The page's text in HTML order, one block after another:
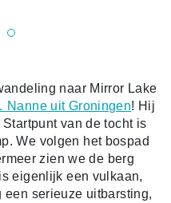
naar Mirror Lake
Nanne uit Groningen! Hij
van de tocht is
We volgen het bospad
zien we de berg
eigenlijk een vulkaan,
serieuze uitbarsting,